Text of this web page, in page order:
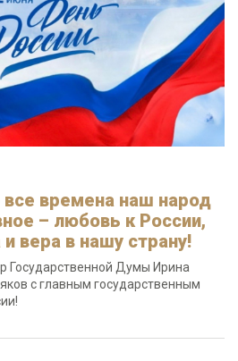
все времена наш народ
– любовь к России,
вера в нашу страну!
Государственной Думы Ирина
с главным государственным